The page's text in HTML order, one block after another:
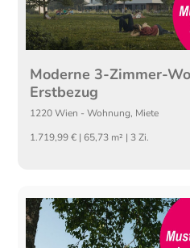
Moderne 3-Zimmer-
Erstbezug
1220 Wien -Wohnung, Miete
1.719,99 € | 65,73 m² | 3 Zi.